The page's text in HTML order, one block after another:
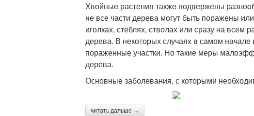
Хвойные растения также подвержены
не все части дерева могут быть поражены
иголках, стеблях, стволах или сразу на
дерева. В некоторых случаях в самом
пораженные участки. Но такие меры
дерева.
Основные заболевания, с которыми
читать дальше →